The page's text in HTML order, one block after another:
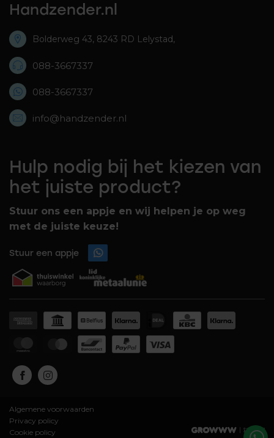
Handzender.nl
Bolderweg 43, 8243 RD Lelystad,
088-3667337
088-3667337
info@handzender.nl
Hulp nodig bij het kiezen van
het juiste product?
Stuur ons een appje en wij helpen je op weg
met de juiste keuze!
Stuur een appje
Algemene voorwaarden
Privacy policy
Cookie policy